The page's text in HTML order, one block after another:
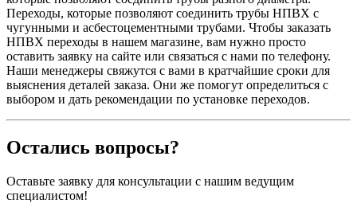
Переходы, которые позволяют соединить трубы НПВХ с
чугунными и асбестоцементными трубами. Чтобы заказать
НПВХ переходы в нашем магазине, вам нужно просто
оставить заявку на сайте или связаться с нами по телефону.
Наши менеджеры свяжутся с вами в кратчайшие сроки для
выяснения деталей заказа. Они же помогут определиться с
выбором и дать рекомендации по установке переходов.
Остались вопросы?
Оставьте заявку для консультации с нашим ведущим
специалистом!